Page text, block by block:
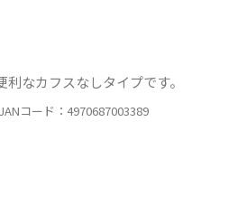
なカフスなしタイプです。
コード：4970687003389